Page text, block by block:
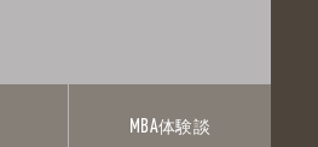
MBA体験談